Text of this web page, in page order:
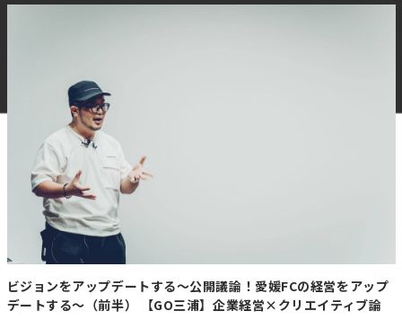
ビジョンをアップデートする～公開議論！愛媛FCの経営をアップ
デートする～（前半） 【GO三浦】企業経営×クリエイティブ論